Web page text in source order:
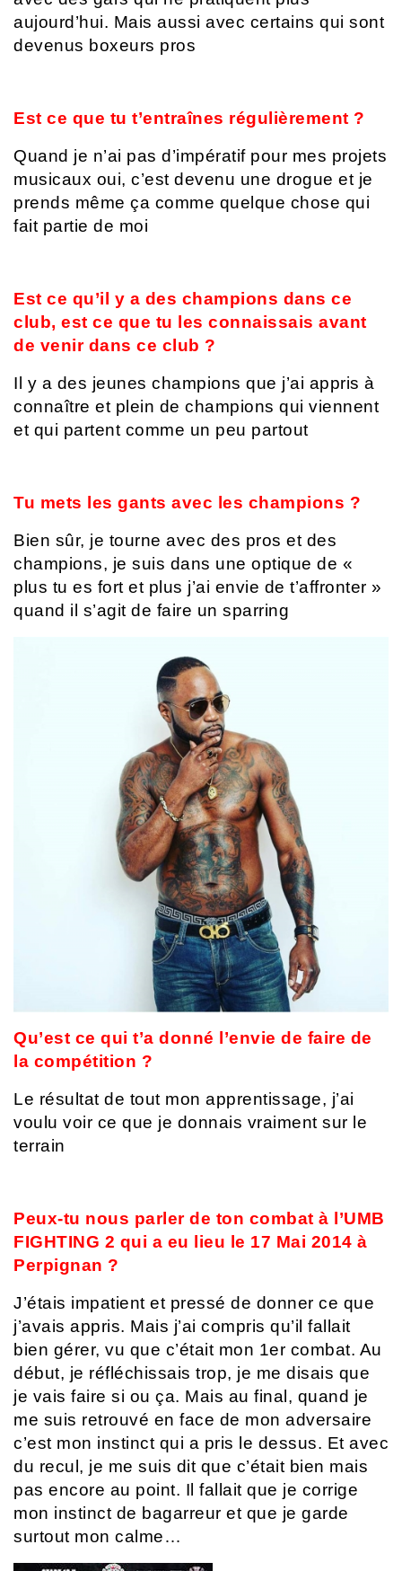
aujourd’hui. Mais aussi avec certains qui sont
devenus boxeurs pros
Est ce que tu t’entraînes régulièrement ?
Quand je n’ai pas d’impératif pour mes projets
musicaux oui, c’est devenu une drogue et je
prends même ça comme quelque chose qui
fait partie de moi
Est ce qu’il y a des champions dans ce
club, est ce que tu les connaissais avant
de venir dans ce club ?
Il y a des jeunes champions que j’ai appris à
connaître et plein de champions qui viennent
et qui partent comme un peu partout
Tu mets les gants avec les champions ?
Bien sûr, je tourne avec des pros et des
champions, je suis dans une optique de «
plus tu es fort et plus j’ai envie de t’affronter »
quand il s’agit de faire un sparring
Qu’est ce qui t’a donné l’envie de faire de
la compétition ?
Le résultat de tout mon apprentissage, j’ai
voulu voir ce que je donnais vraiment sur le
terrain
Peux-tu nous parler de ton combat à l’UMB
FIGHTING 2 qui a eu lieu le 17 Mai 2014 à
Perpignan ?
J’étais impatient et pressé de donner ce que
j’avais appris. Mais j’ai compris qu’il fallait
bien gérer, vu que c’était mon 1er combat. Au
début, je réfléchissais trop, je me disais que
je vais faire si ou ça. Mais au final, quand je
me suis retrouvé en face de mon adversaire
c’est mon instinct qui a pris le dessus. Et avec
du recul, je me suis dit que c’était bien mais
pas encore au point. Il fallait que je corrige
mon instinct de bagarreur et que je garde
surtout mon calme…